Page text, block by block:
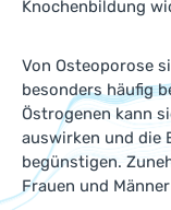
Knochenbildung
Von Osteoporose
besonders häufig
Östrogenen kann
auswirken und die
begünstigen.
Frauen und